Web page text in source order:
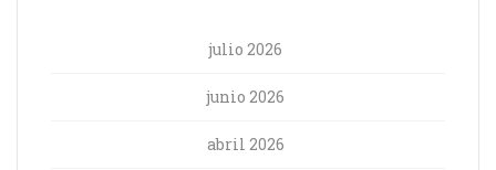
julio 2026
junio 2026
abril 2026